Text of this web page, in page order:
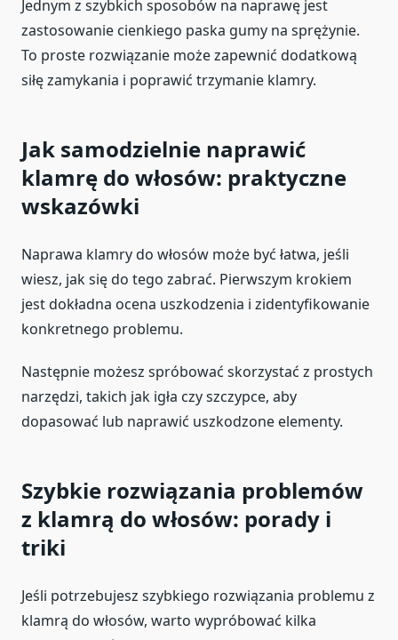
Jednym z szybkich sposobów na naprawę jest
zastosowanie cienkiego paska gumy na sprężynie.
To proste rozwiązanie może zapewnić dodatkową
siłę zamykania i poprawić trzymanie klamry.
Jak samodzielnie naprawić
klamrę do włosów: praktyczne
wskazówki
Naprawa klamry do włosów może być łatwa, jeśli
wiesz, jak się do tego zabrać. Pierwszym krokiem
jest dokładna ocena uszkodzenia i zidentyfikowanie
konkretnego problemu.
Następnie możesz spróbować skorzystać z prostych
narzędzi, takich jak igła czy szczypce, aby
dopasować lub naprawić uszkodzone elementy.
Szybkie rozwiązania problemów
z klamrą do włosów: porady i
triki
Jeśli potrzebujesz szybkiego rozwiązania problemu z
klamrą do włosów, warto wypróbować kilka